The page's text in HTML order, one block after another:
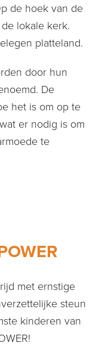
de hoek van de
lokale kerk.
platteland.
door hun
De
het is om op te
er nodig is om
te
met ernstige
steun
kinderen van